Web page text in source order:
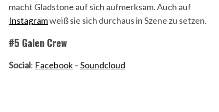
macht Gladstone auf sich aufmerksam. Auch auf
Instagramweiß sie sich durchaus in Szene zu setzen.
#5 Galen Crew
Social: Facebook–Soundcloud